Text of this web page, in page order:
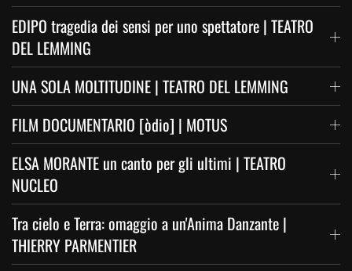
EDIPO tragedia dei sensi per uno spettatore | TEATRO
DEL LEMMING
UNA SOLA MOLTITUDINE | TEATRO DEL LEMMING
FILM DOCUMENTARIO [òdio] | MOTUS
ELSA MORANTE un canto per gli ultimi | TEATRO
NUCLEO
Tra cielo e Terra: omaggio a un'Anima Danzante |
THIERRY PARMENTIER